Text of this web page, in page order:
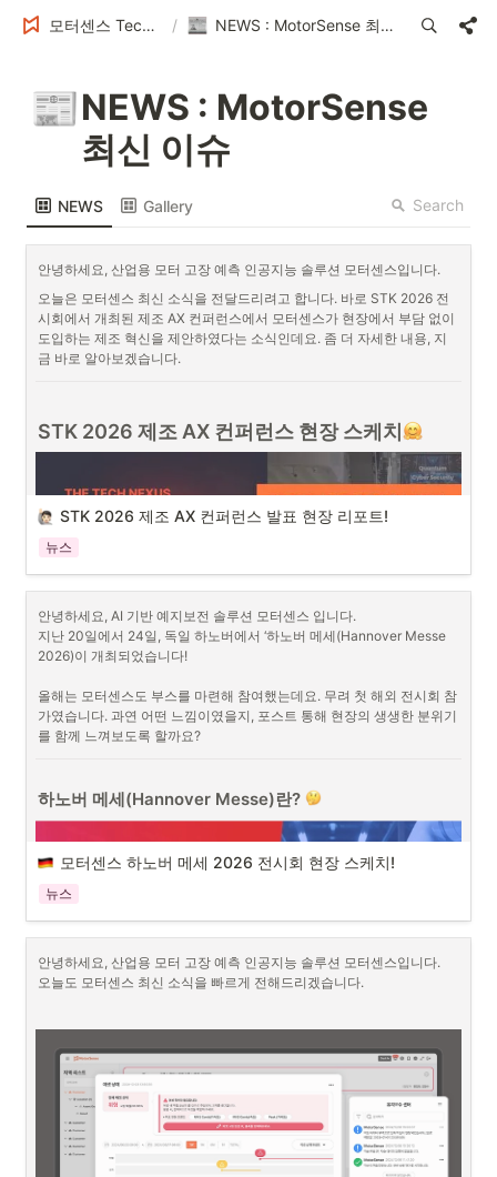
모터센스 Tech Blog / NEWS : MotorSense 최신 이슈
📰NEWS : MotorSense
최신 이슈
NEWS Gallery Search
안녕하세요, 산업용 모터 고장 예측 인공지능 솔루션 모터센스입니다.
오늘은 모터센스 최신 소식을 전달드리려고 합니다. 바로 STK 2026 전
시회에서 개최된 제조 AX 컨퍼런스에서 모터센스가 현장에서 부담 없이
도입하는 제조 혁신을 제안하였다는 소식인데요. 좀 더 자세한 내용, 지
금 바로 알아보겠습니다.
STK 2026 제조 AX 컨퍼런스 현장 스케치
이미지1. STK 2026 배너
스마트 테크 코리아(STK 2026)은 올해 15회를 맞이한 미래 선도기술 전
스 전시회인데요.
풍부한 전시 부스 볼거리는 물론, 다채로운 전문 프로그램 행사들을 통해
스가 참여한 '제조 AX 컨퍼런스'도 그중 하나입니다. 이번 컨퍼런스는 'AI
와 함께하는 제조의 미래 : 스마트 공장을 넘어 AI FACTORY로'라는 대
모터센스는 이번 행사에서 제조 현장의 AI 도입 과정에서 발생하는 어려
움과 이를 해결하기 위한 예지보전(Predictive Maintenance) 활용 방안
STK 2026 제조 AX 컨퍼런스 발표 현장 리포트!
뉴스
안녕하세요, AI 기반 예지보전 솔루션 모터센스 입니다.
지난 20일에서 24일, 독일 하노버에서 ‘하노버 메세(Hannover Messe
2026)이 개최되었습니다!
올해는 모터센스도 부스를 마련해 참여했는데요. 무려 첫 해외 전시회 참
가였습니다. 과연 어떤 느낌이였을지, 포스트 통해 현장의 생생한 분위기
를 함께 느껴보도록 할까요?
하노버 메세(Hannover Messe)란?
하노버 메세는 독일 하노버에서 매년 열리는 세계적인 산업 기술 전시회
전 세계 제조업 관계자들이 주목하는 업계 대표 전시회로 꼽히는 하노버
메세는 단순히 제품을 전시하는 행사가 아니라, 산업 현장의 변화 방향과
미래 기술 흐름을 보여주는 전시회입니다. 올해는 전세계에서 총 4000
여개의 기업이 참여하였고, 방문객은 약 10만 명에 달하는 어마어마한 규
모를 자랑합니다.
모터센스 하노버 메세 2026 전시회 현장 스케치!
뉴스
안녕하세요, 산업용 모터 고장 예측 인공지능 솔루션 모터센스입니다.
오늘도 모터센스 최신 소식을 빠르게 전해드리겠습니다.